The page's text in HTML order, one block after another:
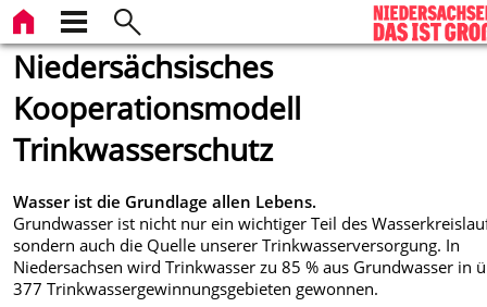
Niedersächsisches
Kooperationsmodell
Trinkwasserschutz
Wasser ist die Grundlage allen Lebens.
Grundwasser ist nicht nur ein wichtiger Teil des
sondern auch die Quelle unserer Trinkwasserversorgung. In
Niedersachsen wird Trinkwasser zu 85 % aus Grundwasser in
377 Trinkwassergewinnungsgebieten gewonnen.